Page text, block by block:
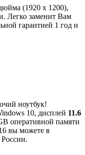
(1920 x 1200),
Легко заменит Вам
гарантией 1 год и
ноутбук!
10, дисплей 11.6
оперативной памяти
вы можете в